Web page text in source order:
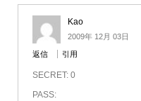
Kao
2009年 12月 03日
返信 引用
SECRET: 0
PASS: